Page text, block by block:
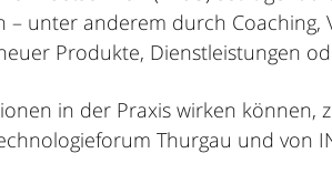
– unter anderem durch
Produkte, Dienstleistungen
in der Praxis wirken können,
Thurgau und von